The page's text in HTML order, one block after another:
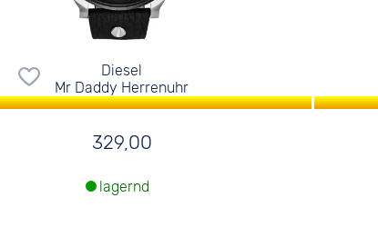
Diesel
Mr Daddy Herrenuhr
329,00
lagernd